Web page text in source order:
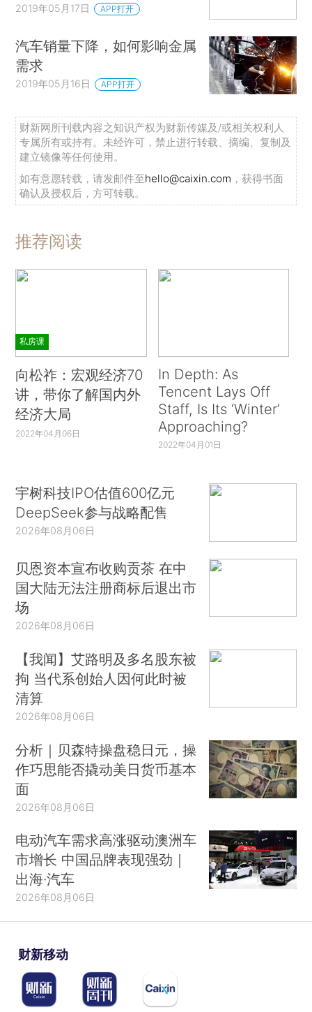
2019年05月17日 APP打开
汽车销量下降，如何影响金属
需求
2019年05月16日 APP打开
财新网所刊载内容之知识产权为财新传媒及/或相关权利人
专属所有或持有。未经许可，禁止进行转载、摘编、复制及
建立镜像等任何使用。
如有意愿转载，请发邮件至hello@caixin.com ，获得书面
确认及授权后，方可转载。
推荐阅读
私房课
向松祚：宏观经济70
讲，带你了解国内外
经济大局
2022年04月06日
In Depth: As
Tencent Lays Off
Staff, Is Its ‘Winter’
Approaching?
2022年04月01日
宇树科技IPO估值600亿元
DeepSeek参与战略配售
2026年08月06日
贝恩资本宣布收购贡茶 在中
国大陆无法注册商标后退出市
场
2026年08月06日
【我闻】艾路明及多名股东被
拘 当代系创始人因何此时被
清算
2026年08月06日
分析｜贝森特操盘稳日元，操
作巧思能否撬动美日货币基本
面
2026年08月06日
电动汽车需求高涨驱动澳洲车
市增长 中国品牌表现强劲｜
出海·汽车
2026年08月06日
财新移动